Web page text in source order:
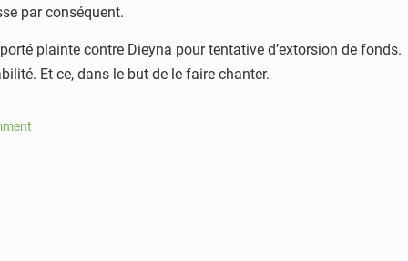
par conséquent.
plainte contre Dieyna pour tentative d’extorsion de fonds.
Et ce, dans le but de le faire chanter.